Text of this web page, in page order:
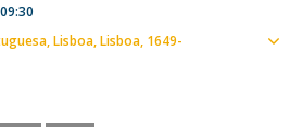
Lisboa Lisboa 1649-